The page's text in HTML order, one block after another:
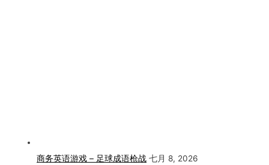
商务英语游戏 – 足球成语枪战 七月 8, 2026